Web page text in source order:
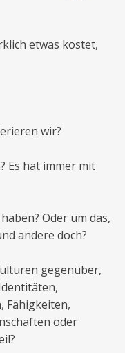
etwas kostet,
wir?
Es hat immer mit
Oder um das,
andere doch?
gegenüber,
Fähigkeiten,
oder